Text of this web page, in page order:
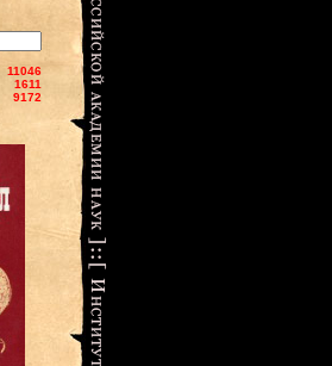
11046
1611
9172